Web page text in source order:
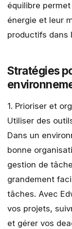
équilibre
énergie et leur
productifs dans
Stratégies
1. Prioriser et
Utiliser des
Dans un
bonne
gestion de
grandement
tâches. Avec
vos projets,
et gérer vos